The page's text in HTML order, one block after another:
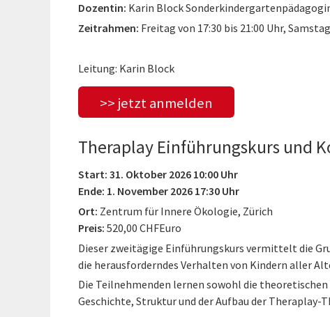
Dozentin: Karin Block
Zeitrahmen: Freitag von 17:30 bis 21:00 Uhr,
Leitung: Karin Block
>> jetzt anmelden
Theraplay Einführungskurs und
Start: 31. Oktober 2026 10:00 Uhr
Ende: 1. November 2026 17:30 Uhr
Ort: Zentrum für Innere Ökologie, Zürich
Preis: 520,00 CHFEuro
Dieser zweitägige Einführungskurs vermittelt die
die herausforderndes Verhalten von Kindern aller
Die Teilnehmenden lernen sowohl die
Geschichte, Struktur und der Aufbau der